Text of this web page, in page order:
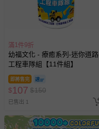
滿1件9折
幼福文化 - 療癒系列-迷你道路
工程車隊組【11件組】
即將售完
$107 $150
已售出 1